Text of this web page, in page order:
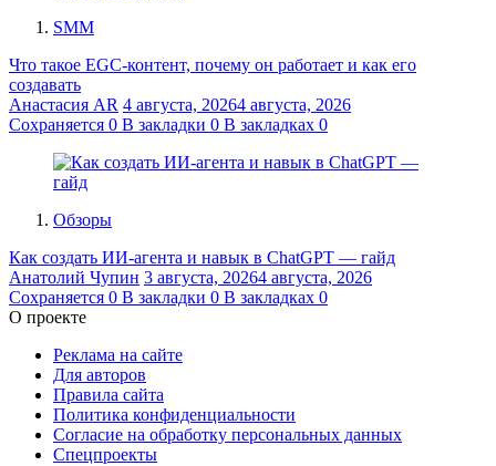
SMM
Что такое EGC-контент, почему он работает и как его
создавать
Анастасия AR 4 августа, 20264 августа, 2026
Сохраняется 0 В закладки 0 В закладках 0
Обзоры
Как создать ИИ-агента и навык в ChatGPT — гайд
Анатолий Чупин 3 августа, 20264 августа, 2026
Сохраняется 0 В закладки 0 В закладках 0
О проекте
Реклама на сайте
Для авторов
Правила сайта
Политика конфиденциальности
Согласие на обработку персональных данных
Спецпроекты